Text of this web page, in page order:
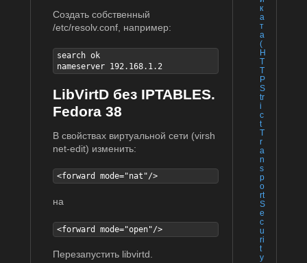
к
а
т
а
(
H
T
T
P
S
tr
i
c
t
T
r
a
n
s
p
o
rt
S
e
c
u
ri
t
y
Создать собственный
/etc/resolv.conf, например:
search ok
nameserver 192.168.1.2
LibVirtD без IPTABLES.
Fedora 38
В свойствах виртуальной сети (virsh
net-edit) изменить:
<forward mode="nat"/>
на
<forward mode="open"/>
Перезапустить libvirtd.